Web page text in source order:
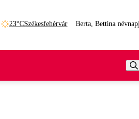
23°CSzékesfehérvár Berta, Bettina